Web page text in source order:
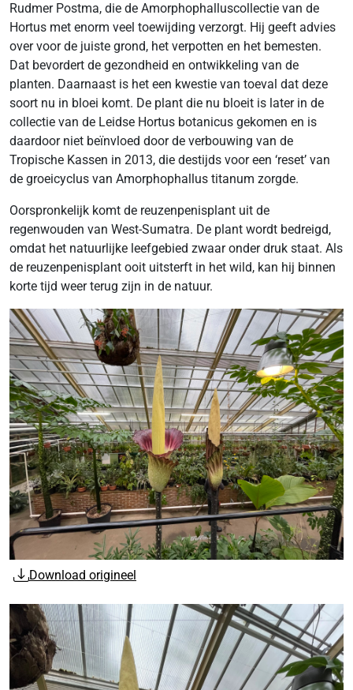
Rudmer Postma, die de Amorphophalluscollectie van de
Hortus met enorm veel toewijding verzorgt. Hij geeft advies
over voor de juiste grond, het verpotten en het bemesten.
Dat bevordert de gezondheid en ontwikkeling van de
planten. Daarnaast is het een kwestie van toeval dat deze
soort nu in bloei komt. De plant die nu bloeit is later in de
collectie van de Leidse Hortus botanicus gekomen en is
daardoor niet beïnvloed door de verbouwing van de
Tropische Kassen in 2013, die destijds voor een ‘reset’ van
de groeicyclus van Amorphophallus titanum zorgde.
Oorspronkelijk komt de reuzenpenisplant uit de
regenwouden van West-Sumatra. De plant wordt bedreigd,
omdat het natuurlijke leefgebied zwaar onder druk staat. Als
de reuzenpenisplant ooit uitsterft in het wild, kan hij binnen
korte tijd weer terug zijn in de natuur.
Download origineel